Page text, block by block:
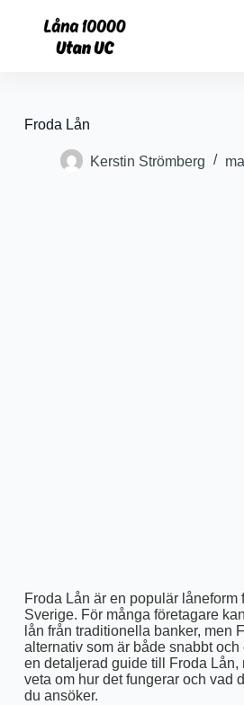
oFroda Lån
Kerstin Strömberg
Froda Lån är en populär låneform
Sverige. För många företagare
lån från traditionella banker, men
alternativ som är både snabbt
en detaljerad guide till Froda Lån,
veta om hur det fungerar och vad
du ansöker.